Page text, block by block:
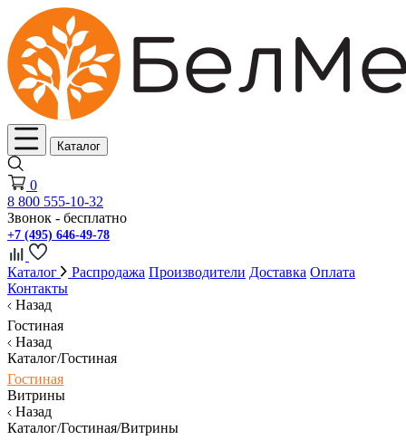
Каталог
0
8 800 555-10-32
Звонок - бесплатно
+7 (495) 646-49-78
Каталог Распродажа Производители Доставка Оплата
Контакты
Назад
Гостиная
Назад
Каталог/Гостиная
Гостиная
Витрины
Назад
Каталог/Гостиная/Витрины